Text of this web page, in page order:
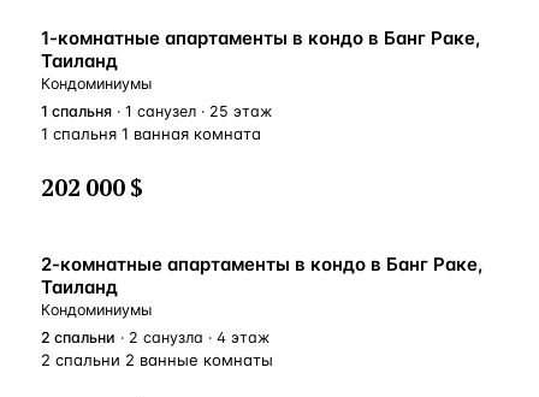
1-комнатные апартаменты в кондо в Банг Раке,
Таиланд
Кондоминиумы
1 спальня · 1 санузел · 25 этаж
1 спальня 1 ванная комната
202 000 $
2-комнатные апартаменты в кондо в Банг Раке,
Таиланд
Кондоминиумы
2 спальни · 2 санузла · 4 этаж
2 спальни 2 ванные комнаты